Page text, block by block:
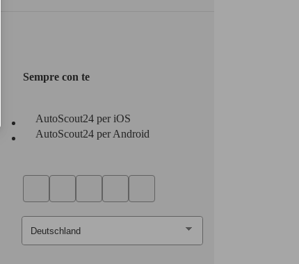
Sempre con te
AutoScout24 per iOS
AutoScout24 per Android